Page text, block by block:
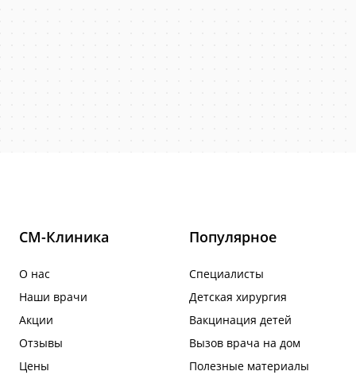
СМ-Клиника
О нас
Наши врачи
Акции
Отзывы
Цены
Популярное
Специалисты
Детская хирургия
Вакцинация детей
Вызов врача на дом
Полезные материалы